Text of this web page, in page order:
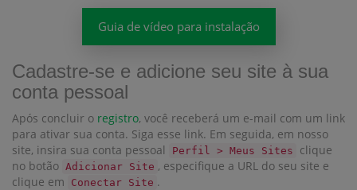
Guia de vídeo para instalação
Cadastre-se e adicione seu site à sua
conta pessoal
Após concluir o registro, você receberá um e-mail com um link
para ativar sua conta. Siga esse link. Em seguida, em nosso
site, insira sua conta pessoal
Perfil > Meus Sites
clique
no botão Adicionar Site , especifique a URL do seu site e
clique em
Conectar Site .